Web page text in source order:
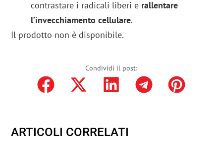
contrastare i radicali liberi e rallentare
l’invecchiamento cellulare.
Il prodotto non è disponibile.
Condividi il post:
ARTICOLI CORRELATI